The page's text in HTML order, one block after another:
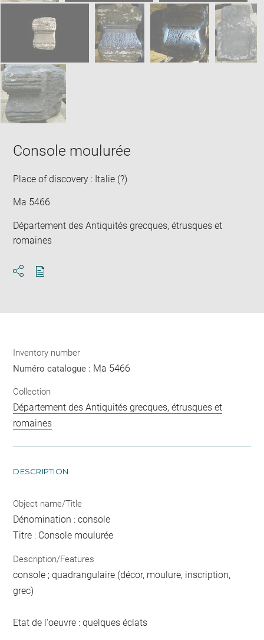
Console moulurée
Place of discovery : Italie (?)
Ma 5466
Département des Antiquités grecques, étrusques et
romaines
Inventory number
Numéro catalogue : Ma 5466
Collection
Département des Antiquités grecques, étrusques et
romaines
DESCRIPTION
Object name/Title
Dénomination : console
Titre : Console moulurée
Description/Features
console ; quadrangulaire (décor, moulure, inscription,
grec)
Etat de l'oeuvre : quelques éclats